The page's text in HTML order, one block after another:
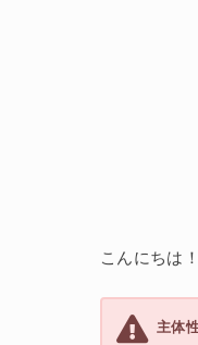
こんにちは
主体